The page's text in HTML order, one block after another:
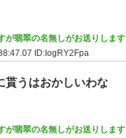
が翡翠の名無しがお送りします
ID:IogRY2Fpa
貰うはおかしいわな
が翡翠の名無しがお送りします